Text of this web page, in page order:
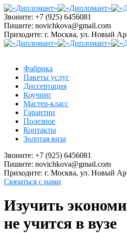
Звоните: +7 (925) 6456081
Пишите: novichkova@gmail.com
Приходите: г. Москва, ул. Новый
Фабрика
Пакеты услуг
Диссертация
Коучинг
Мастер-класс
Гарантии
Полезное
Контакты
Золотая виза
Звоните: +7 (925) 6456081
Пишите: novichkova@gmail.com
Приходите: г. Москва, ул. Новый
Связаться с нами
Изучить
не учится в вузе